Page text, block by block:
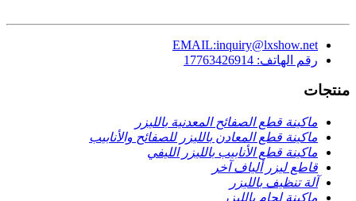
EMAIL:inquiry@lxshow.net
رقم الهاتف: 17763426914
منتجات
ماكينة قطع الصفائح المعدنية بالليزر
ماكينة قطع المعادن بالليزر للصفائح والأنابيب
ماكينة قطع الأنابيب بالليزر الليفي
قاطع ليزر ألياف آخر
آلة تنظيف بالليزر
ماكينة لحام بالليزر